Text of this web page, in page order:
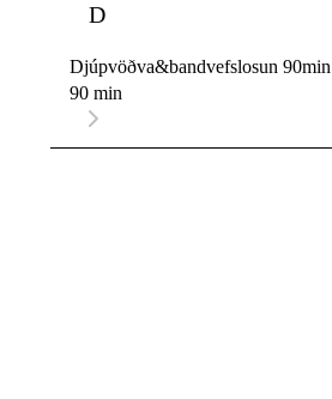
D
Djúpvöðva&bandvefslosun 90min
90 min